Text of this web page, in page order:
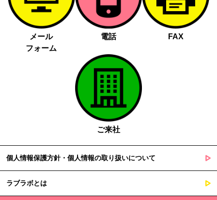
メール
フォーム
電話 FAX
ご来社
個人情報保護方針・個人情報の取り扱いについて
ラブラボとは